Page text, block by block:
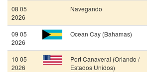
08 05
2026
Navegando
09 05
2026
Ocean Cay (Bahamas)
10 05
2026
Port Canaveral (Orlando /
Estados Unidos)